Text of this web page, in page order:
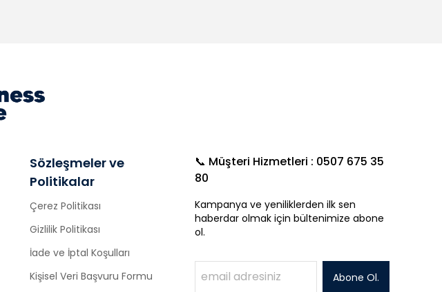
Sözleşmeler ve
Politikalar
Çerez Politikası
Gizlilik Politikası
İade ve İptal Koşulları
Kişisel Veri Başvuru Formu
📞 Müşteri Hizmetleri : 0507 675 35
80
Kampanya ve yeniliklerden ilk sen
haberdar olmak için bültenimize abone
ol.
Abone Ol.